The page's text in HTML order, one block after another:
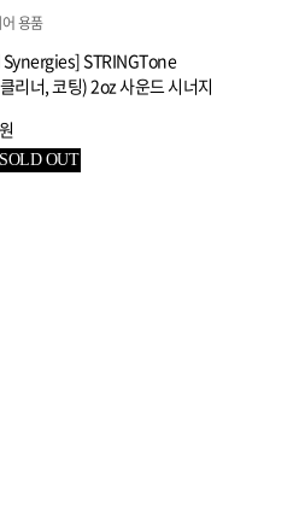
용품
STRINGTone
리너, 코팅) 2oz 사운드 시너지
원
SOLD OUT